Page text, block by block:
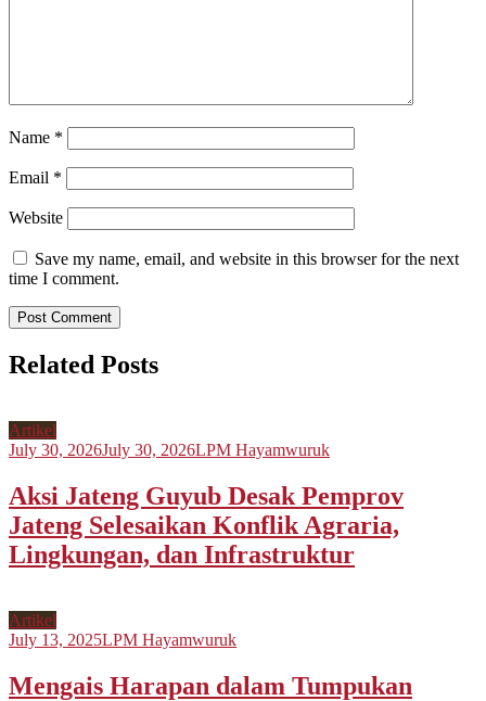
Name *
Email *
Website
Save my name, email, and website in this browser for the next
time I comment.
Related Posts
Artikel
July 30, 2026July 30, 2026LPM Hayamwuruk
Aksi Jateng Guyub Desak Pemprov
Jateng Selesaikan Konflik Agraria,
Lingkungan, dan Infrastruktur
Artikel
July 13, 2025LPM Hayamwuruk
Mengais Harapan dalam Tumpukan